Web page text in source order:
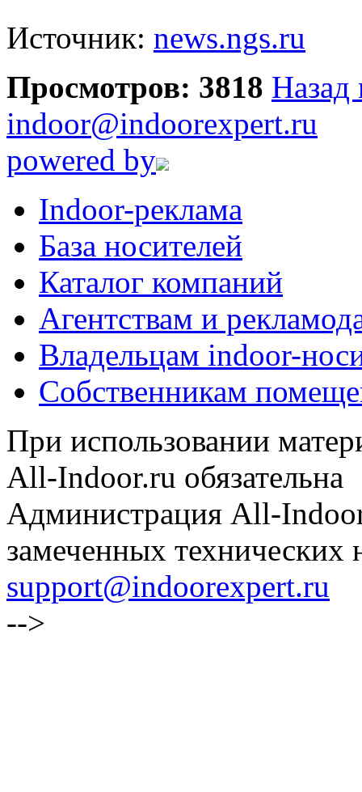
Источник: news.ngs.ru
Просмотров: 3818 Назад
indoor@indoorexpert.ru
powered by
Indoor-реклама
База носителей
Каталог компаний
Агентствам и
Владельцам indoor-
Собственникам
При использовании
All-Indoor.ru обязательна
Администрация All-
замеченных технических
support@indoorexpert.ru
-->